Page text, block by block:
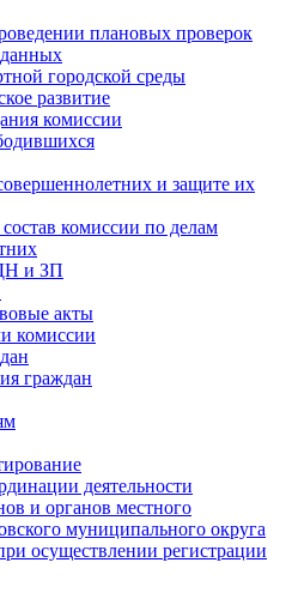
плановых проверок
городской среды
развитие
комиссии
и защите их
комиссии по делам
и ЗП
акты
комиссии
граждан
деятельности
и органов местного
муниципального округа
осуществлении регистрации